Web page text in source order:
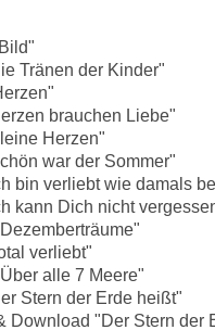
Tränen der Kinder"
brauchen Liebe"
Herzen"
war der Sommer"
bin verliebt wie damals
kann Dich nicht
verliebt"
alle 7 Meere"
Stern der Erde heißt"
"Der Stern der